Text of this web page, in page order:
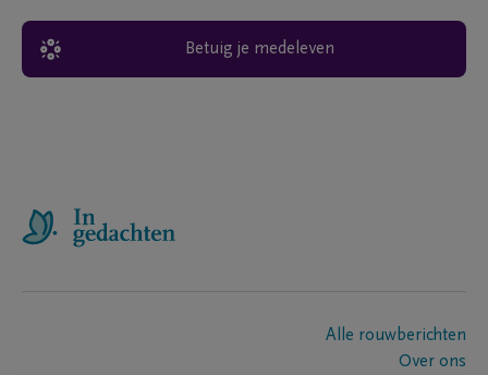
Betuig je medeleven
Alle rouwberichten
Over ons